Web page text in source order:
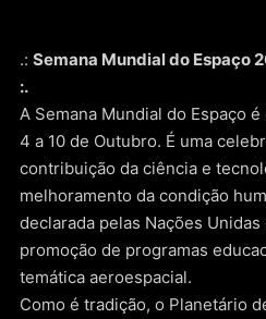
.: Semana Mundial do Espaço
:.
A Semana Mundial do Espaço
4 a 10 de Outubro. É uma
contribuição da ciência e
melhoramento da condição
declarada pelas Nações
promoção de programas
temática aeroespacial.
Como é tradição, o Planetário